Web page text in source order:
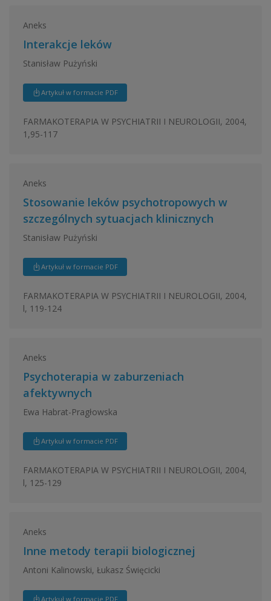
Aneks
Interakcje leków
Stanisław Pużyński
Artykuł w formacie PDF
FARMAKOTERAPIA W PSYCHIATRII I NEUROLOGII, 2004,
1,95-117
Aneks
Stosowanie leków psychotropowych w
szczególnych sytuacjach klinicznych
Stanisław Pużyński
Artykuł w formacie PDF
FARMAKOTERAPIA W PSYCHIATRII I NEUROLOGII, 2004,
l, 119-124
Aneks
Psychoterapia w zaburzeniach
afektywnych
Ewa Habrat-Pragłowska
Artykuł w formacie PDF
FARMAKOTERAPIA W PSYCHIATRII I NEUROLOGII, 2004,
l, 125-129
Aneks
Inne metody terapii biologicznej
Antoni Kalinowski, Łukasz Święcicki
Artykuł w formacie PDF